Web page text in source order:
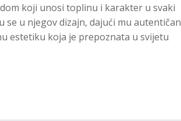
koji unosi toplinu i karakter u svaki
u njegov dizajn, dajući mu autentičan
estetiku koja je prepoznata u svijetu